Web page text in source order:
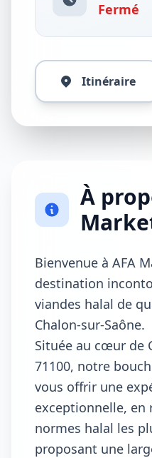
Fermé
Itinéraire
À
Bienvenue à AFA
destination
viandes halal de
Chalon-sur-Saône.
Située au cœur de
71100, notre
vous offrir une
exceptionnelle, en
normes halal les
proposant une